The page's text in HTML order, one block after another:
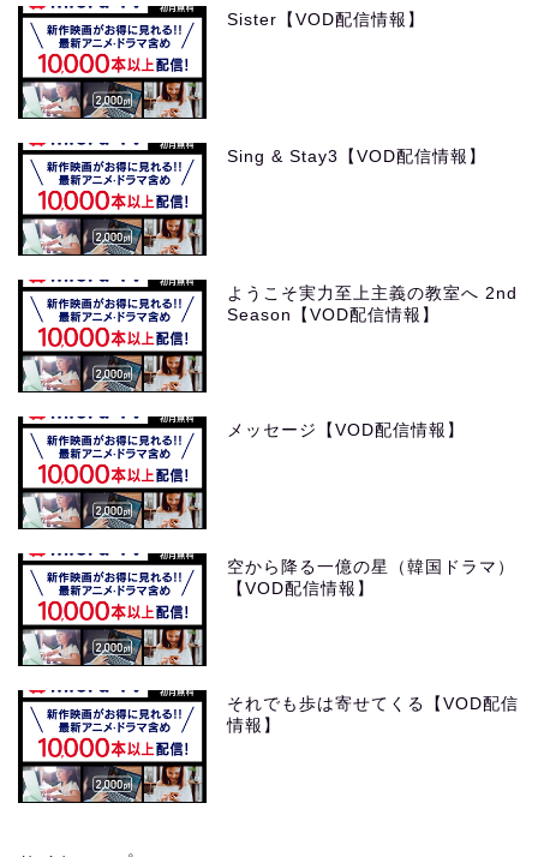
Sister【VOD配信情報】
Sing & Stay3【VOD配信情報】
ようこそ実力至上主義の教室へ 2nd
Season【VOD配信情報】
メッセージ【VOD配信情報】
空から降る一億の星（韓国ドラマ）
【VOD配信情報】
それでも歩は寄せてくる【VOD配信
情報】